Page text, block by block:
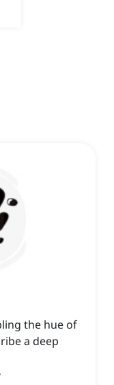
the hue of
a deep